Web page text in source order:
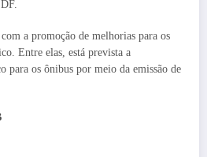
a promoção de melhorias para os
Entre elas, está prevista a
para os ônibus por meio da emissão de